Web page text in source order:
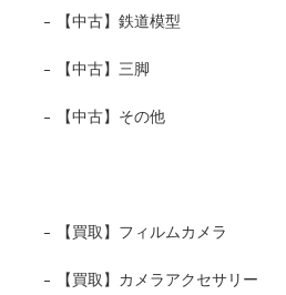
【中古】鉄道模型
【中古】三脚
【中古】その他
【買取】フィルムカメラ
【買取】カメラアクセサリー